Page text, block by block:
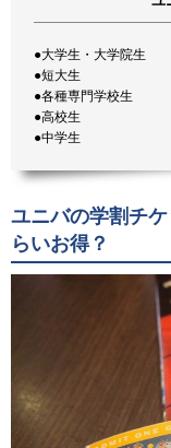
●大学生・大学院生
●短大生
●各種専門学校生
●高校生
●中学生
ユニバの学割チ
らいお得？